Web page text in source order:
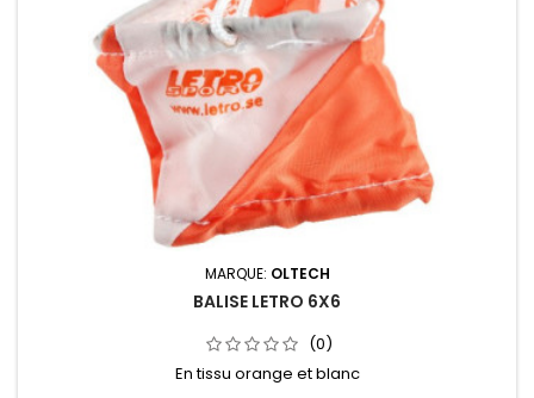
MARQUE: OLTECH
BALISE LETRO 6X6
(0)
En tissu orange et blanc